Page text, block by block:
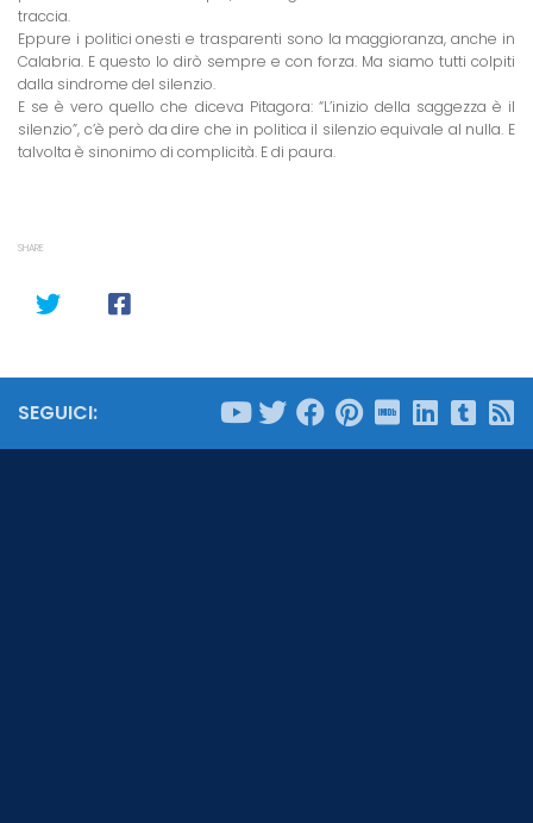
traccia.
Eppure i politici onesti e trasparenti sono la maggioranza, anche in
Calabria. E questo lo dirò sempre e con forza. Ma siamo tutti colpiti
dalla sindrome del silenzio.
E se è vero quello che diceva Pitagora: “L’inizio della saggezza è il
silenzio”, c’è però da dire che in politica il silenzio equivale al nulla. E
talvolta è sinonimo di complicità. E di paura.
SHARE
SEGUICI: